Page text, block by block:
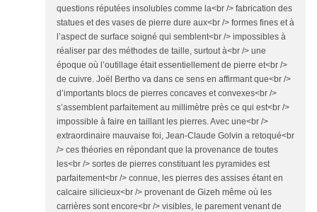
questions réputées insolubles comme la<br /> fabrication des
statues et des vases de pierre dure aux<br /> formes fines et à
l’aspect de surface soigné qui semblent<br /> impossibles à
réaliser par des méthodes de taille, surtout à<br /> une
époque où l’outillage était essentiellement de pierre et<br />
de cuivre. Joël Bertho va dans ce sens en affirmant que<br />
d’importants blocs de pierres concaves et convexes<br />
s’assemblent parfaitement au millimètre près ce qui est<br />
impossible à faire en taillant les pierres. Avec une<br />
extraordinaire mauvaise foi, Jean-Claude Golvin a retoqué<br
/> ces théories en répondant que la provenance de toutes
les<br /> sortes de pierres constituant les pyramides est
parfaitement<br /> connue, les pierres des assises étant en
calcaire silicieux<br /> provenant de Gizeh même où les
carrières sont encore<br /> visibles, le parement venant de